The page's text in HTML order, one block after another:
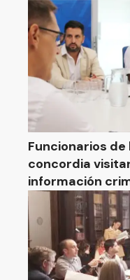
Funcionarios
concordia
información